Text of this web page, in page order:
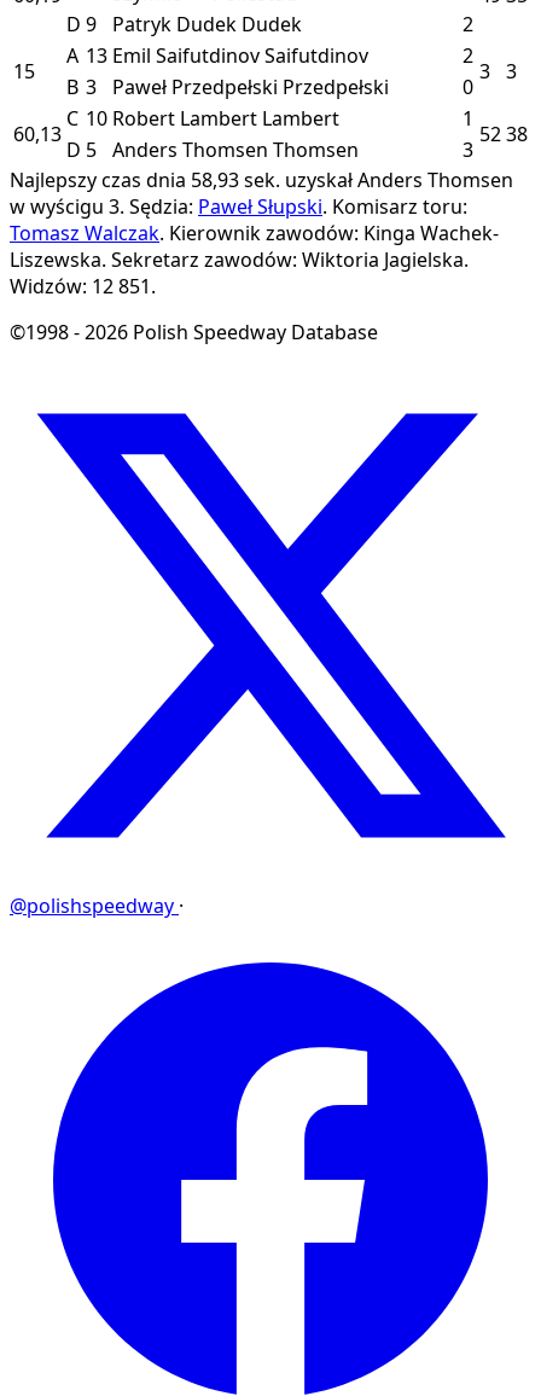
D 9 Patryk Dudek Dudek
2
15
A 13 Emil SaifutdinovSaifutdinov 2
3 3
B 3 Paweł Przedpełski Przedpełski
0
60,13
C 10 Robert Lambert Lambert 1
5238
D 5 Anders Thomsen Thomsen
3
Najlepszy czas dnia 58,93 sek. uzyskał Anders Thomsen
w wyścigu 3. Sędzia: Paweł Słupski. Komisarz toru:
Tomasz Walczak. Kierownik zawodów: Kinga Wachek-
Liszewska. Sekretarz zawodów: Wiktoria Jagielska.
Widzów: 12 851.
©1998 - 2026 Polish Speedway Database
@polishspeedway ·